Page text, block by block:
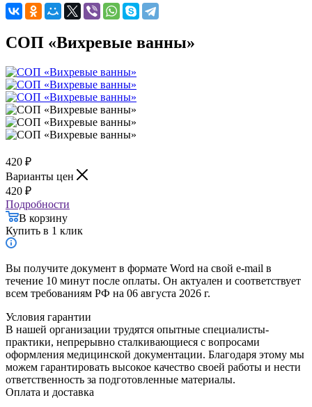
СОП «Вихревые ванны»
420 ₽
Варианты цен
420 ₽
Подробности
В корзину
Купить в 1 клик
Вы получите документ в формате Word на свой e-mail в
течение 10 минут после оплаты. Он актуален и соответствует
всем требованиям РФ на 06 августа 2026 г.
Условия гарантии
В нашей организации трудятся опытные специалисты-
практики, непрерывно сталкивающиеся с вопросами
оформления медицинской документации. Благодаря этому мы
можем гарантировать высокое качество своей работы и нести
ответственность за подготовленные материалы.
Оплата и доставка